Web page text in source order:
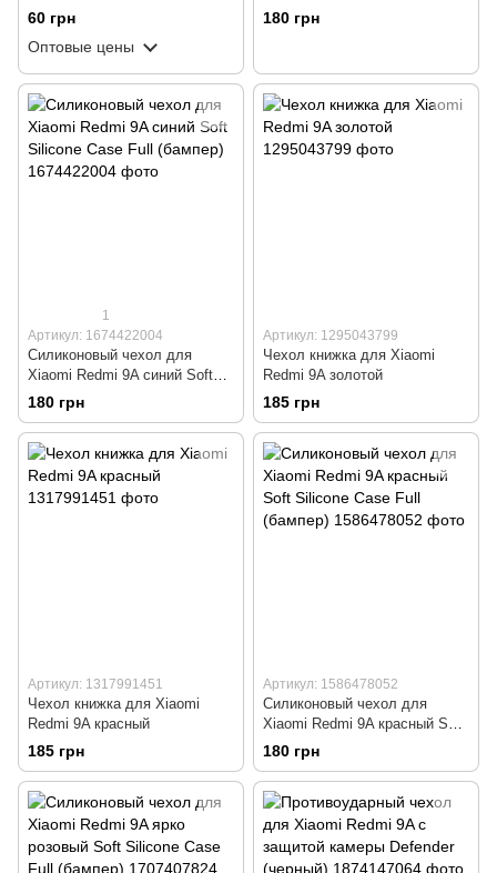
60 грн
Оптовые цены
зеленый Soft Silicone Case
Full (бампер)
180 грн
1
Артикул: 1674422004
Силиконовый чехол для
Xiaomi Redmi 9A синий Soft
Silicone Case Full (бампер)
180 грн
Артикул: 1295043799
Чехол книжка для Xiaomi
Redmi 9A золотой
185 грн
Артикул: 1317991451
Чехол книжка для Xiaomi
Redmi 9A красный
185 грн
Артикул: 1586478052
Силиконовый чехол для
Xiaomi Redmi 9A красный Soft
Silicone Case Full (бампер)
180 грн